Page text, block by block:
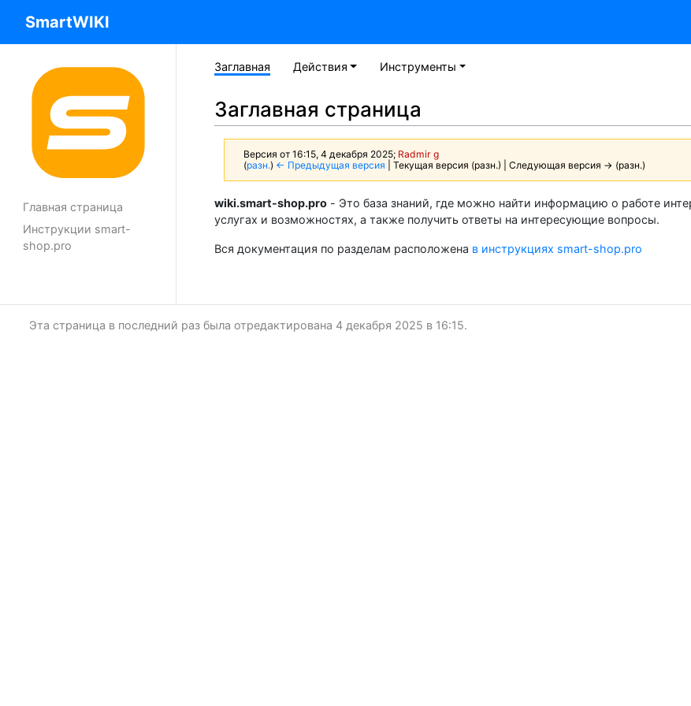
SmartWIKI
Главная страница
Инструкции smart-
shop.pro
Заглавная Действия Инструменты
Заглавная страница
Версия от 16:15, 4 декабря 2025; Radmir g
(разн.) ← Предыдущая версия | Текущая версия (разн.) | Следующая версия → (разн.)
wiki.smart-shop.pro - Это база знаний, где можно найти информацию о работе
услугах и возможностях, а также получить ответы на интересующие вопросы.
Вся документация по разделам расположена в инструкциях smart-shop.pro
Эта страница в последний раз была отредактирована 4 декабря 2025 в 16:15.